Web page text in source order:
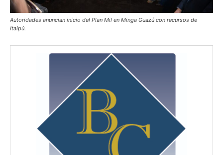
Autoridades anuncian inicio del Plan Mil en Minga Guazú con recursos de
Itaipú.